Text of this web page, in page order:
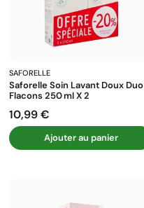
SAFORELLE
Saforelle Soin Lavant Doux Duo
Flacons 250 Ml X 2
Prix
10,99 €
Ajouter au panier